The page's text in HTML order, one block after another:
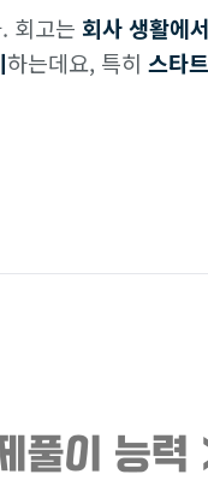
회고는 회사 생활에
하는데요, 특히스타